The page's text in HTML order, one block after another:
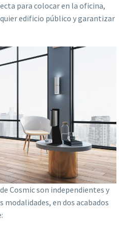
para colocar en la oficina,
edificio público y garantizar
Cosmic son independientes y
en dos acabados